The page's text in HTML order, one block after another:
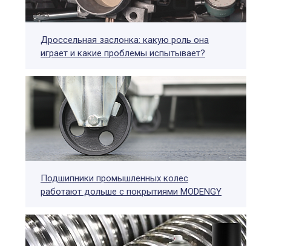
Дроссельная заслонка: какую роль она
играет и какие проблемы испытывает?
Подшипники промышленных колес
работают дольше с покрытиями MODENGY